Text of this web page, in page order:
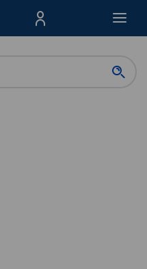
Menu Produktów,